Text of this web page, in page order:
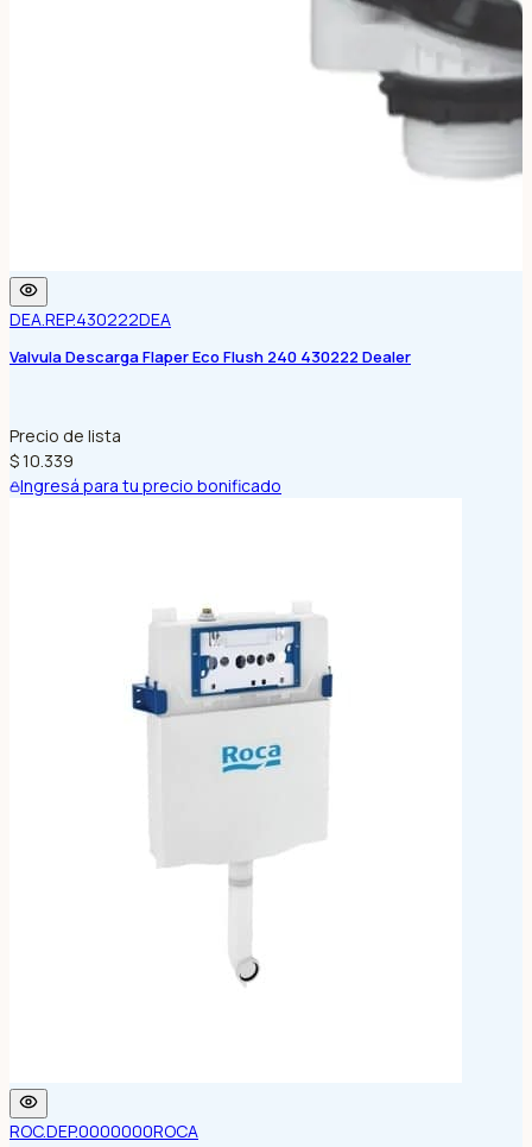
DEA.REP.430222DEA
Valvula Descarga Flaper Eco Flush 240 430222 Dealer
Precio de lista
$ 10.339
Ingresá para tu precio bonificado
ROC.DEP.0000000ROCA